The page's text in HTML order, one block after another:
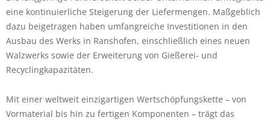
eine kontinuierliche Steigerung der Liefermengen. Maßgeblich
dazu beigetragen haben umfangreiche Investitionen in den
Ausbau des Werks in Ranshofen, einschließlich eines neuen
Walzwerks sowie der Erweiterung von Gießerei- und
Recyclingkapazitäten.
Mit einer weltweit einzigartigen Wertschöpfungskette – von
Vormaterial bis hin zu fertigen Komponenten – trägt das